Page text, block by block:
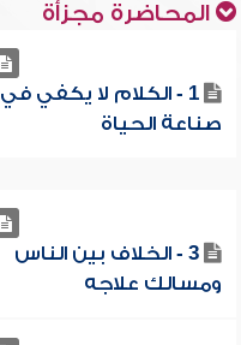
المحاضرة مجزأة
1 - الكلام لا يكفي في
صناعة الحياة
3 - الخلاف بين الناس
ومسالك علاجه